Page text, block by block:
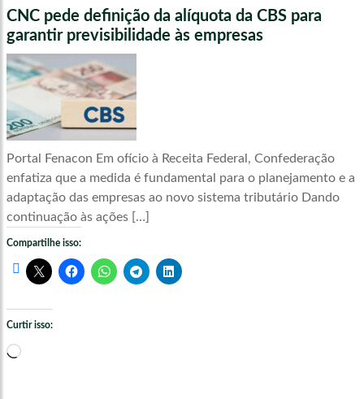
CNC pede definição da alíquota da CBS para
garantir previsibilidade às empresas
Portal Fenacon Em ofício à Receita Federal, Confederação
enfatiza que a medida é fundamental para o planejamento e a
adaptação das empresas ao novo sistema tributário Dando
continuação às ações […]
Compartilhe isso:
Curtir isso:
Carregando...